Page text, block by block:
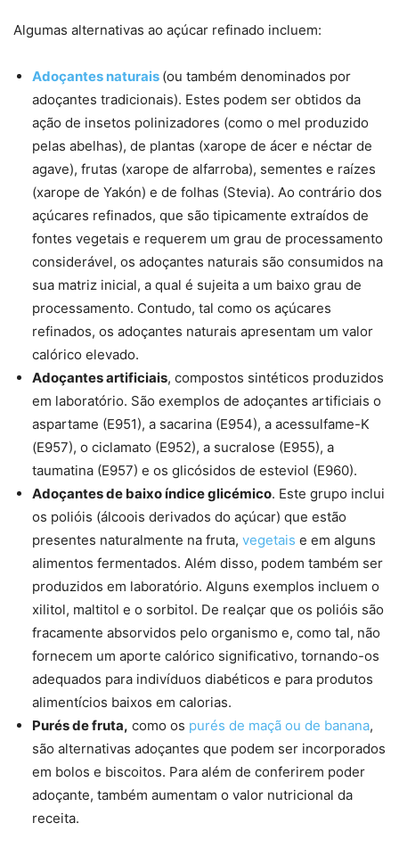
Algumas alternativas ao açúcar refinado incluem:
Adoçantes naturais (ou também denominados por
adoçantes tradicionais). Estes podem ser obtidos da
ação de insetos polinizadores (como o mel produzido
pelas abelhas), de plantas (xarope de ácer e néctar de
agave), frutas (xarope de alfarroba), sementes e raízes
(xarope de Yakón) e de folhas (Stevia). Ao contrário dos
açúcares refinados, que são tipicamente extraídos de
fontes vegetais e requerem um grau de processamento
considerável, os adoçantes naturais são consumidos na
sua matriz inicial, a qual é sujeita a um baixo grau de
processamento. Contudo, tal como os açúcares
refinados, os adoçantes naturais apresentam um valor
calórico elevado.
Adoçantes artificiais, compostos sintéticos produzidos
em laboratório. São exemplos de adoçantes artificiais o
aspartame (E951), a sacarina (E954), a acessulfame-K
(E957), o ciclamato (E952), a sucralose (E955), a
taumatina (E957) e os glicósidos de esteviol (E960).
Adoçantes de baixo índice glicémico. Este grupo inclui
os polióis (álcoois derivados do açúcar) que estão
presentes naturalmente na fruta, vegetais e em alguns
alimentos fermentados. Além disso, podem também ser
produzidos em laboratório. Alguns exemplos incluem o
xilitol, maltitol e o sorbitol. De realçar que os polióis são
fracamente absorvidos pelo organismo e, como tal, não
fornecem um aporte calórico significativo, tornando-os
adequados para indivíduos diabéticos e para produtos
alimentícios baixos em calorias.
Purés de fruta, como os purés de maçã ou de banana,
são alternativas adoçantes que podem ser incorporados
em bolos e biscoitos. Para além de conferirem poder
adoçante, também aumentam o valor nutricional da
receita.